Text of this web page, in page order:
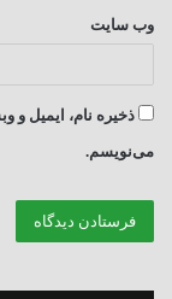
وب‌ سایت
ذخیره نام، ایمیل و
می‌نویسم.